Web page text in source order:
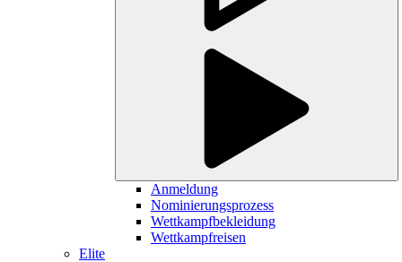
Anmeldung
Nominierungsprozess
Wettkampfbekleidung
Wettkampfreisen
Elite